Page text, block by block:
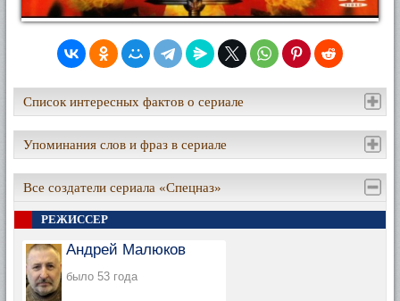
Список интересных фактов о сериале
Упоминания слов и фраз в сериале
Все создатели сериала «Спецназ»
РЕЖИССЕР
Андрей Малюков
было 53 года